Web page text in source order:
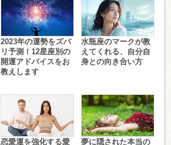
2023年の運勢をズバ
リ予測！12星座別の
開運アドバイスをお
教えします
水瓶座のマークが教
えてくれる、自分自
身との向き合い方
恋愛運を強化する愛
夢に隠された本当の